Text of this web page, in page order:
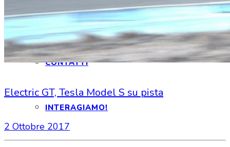
CHI SIAMO
CONTATTI
INTERAGIAMO!
Electric GT, Tesla Model S su pista
2 Ottobre 2017